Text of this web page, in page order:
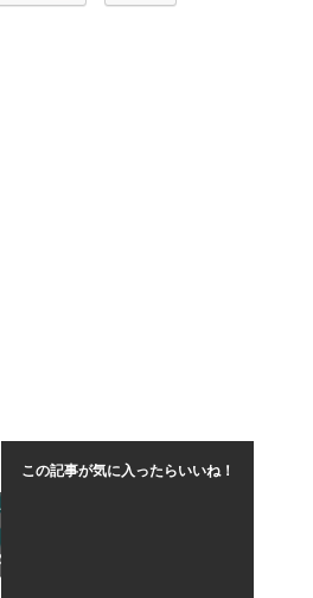
この記事が気に入ったらいいね！